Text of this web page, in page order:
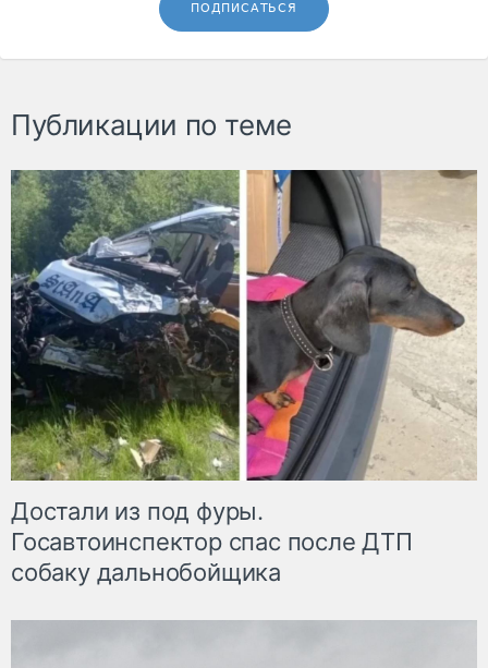
ПОДПИСАТЬСЯ
Публикации по теме
Достали из под фуры.
Госавтоинспектор спас после ДТП
собаку дальнобойщика